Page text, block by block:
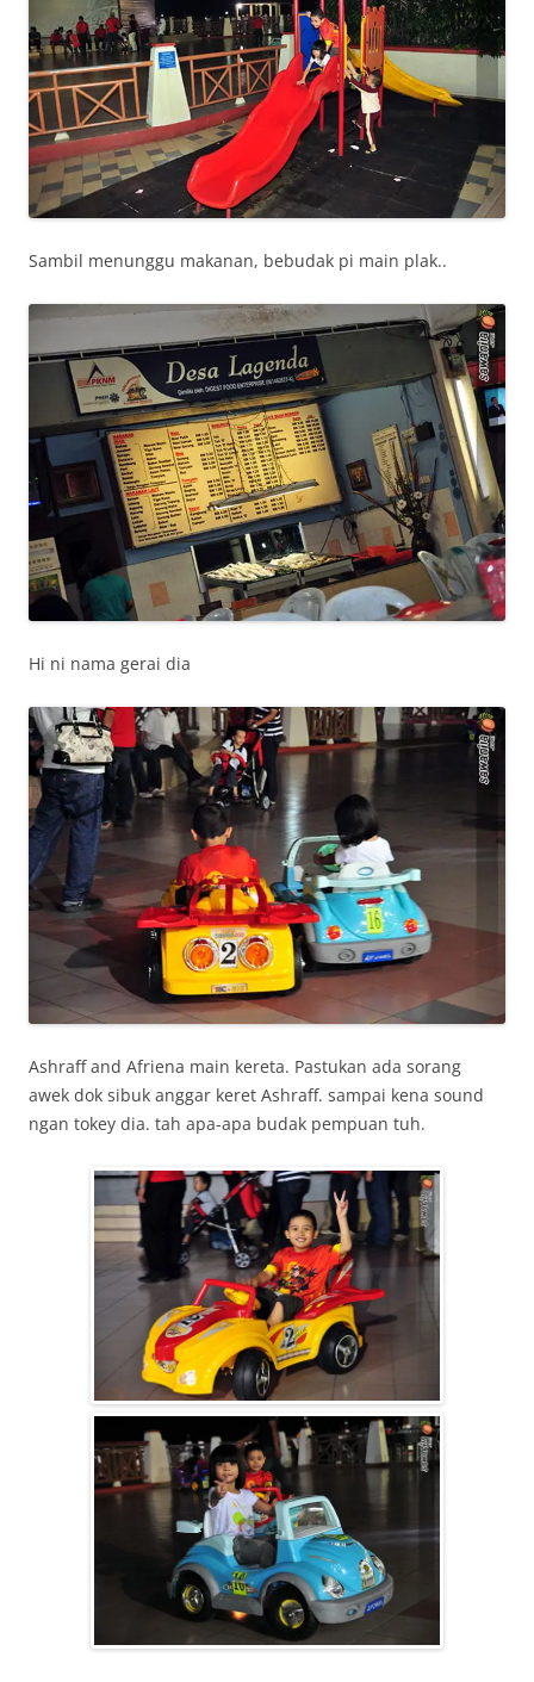
Sambil menunggu makanan, bebudak pi main plak..
Hi ni nama gerai dia
Ashraff and Afriena main kereta. Pastukan ada sorang
awek dok sibuk anggar keret Ashraff. sampai kena sound
ngan tokey dia. tah apa-apa budak pempuan tuh.